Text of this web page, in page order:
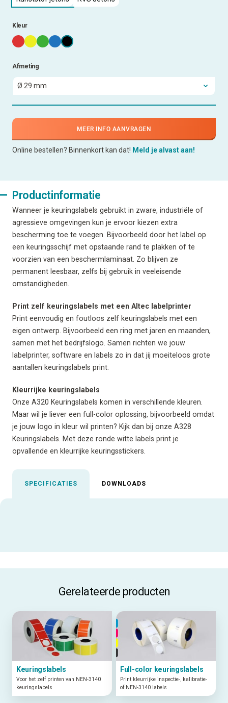
Kleur
Afmeting
MEER INFO AANVRAGEN
Online bestellen? Binnenkort kan dat! Meld je alvast aan!
Productinformatie
Wanneer je keuringslabels gebruikt in zware, industriële of
agressieve omgevingen kun je ervoor kiezen extra
bescherming toe te voegen. Bijvoorbeeld door het label op
een keuringsschijf met opstaande rand te plakken of te
voorzien van een beschermlaminaat. Zo blijven ze
permanent leesbaar, zelfs bij gebruik in veeleisende
omstandigheden.
Print zelf keuringslabels met een Altec labelprinter
Print eenvoudig en foutloos zelf keuringslabels met een
eigen ontwerp. Bijvoorbeeld een ring met jaren en maanden,
samen met het bedrijfslogo. Samen richten we jouw
labelprinter, software en labels zo in dat jij moeiteloos grote
aantallen keuringslabels print.
Kleurrijke keuringslabels
Onze A320 Keuringslabels komen in verschillende kleuren.
Maar wil je liever een full-color oplossing, bijvoorbeeld omdat
je jouw logo in kleur wil printen? Kijk dan bij onze A328
Keuringslabels. Met deze ronde witte labels print je
opvallende en kleurrijke keuringsstickers.
SPECIFICATIES DOWNLOADS
Gerelateerde producten
Keuringslabels
Voor het zelf printen van NEN-3140
keuringslabels
Full-color keuringslabels
Print kleurrijke inspectie-, kalibratie-
of NEN-3140 labels